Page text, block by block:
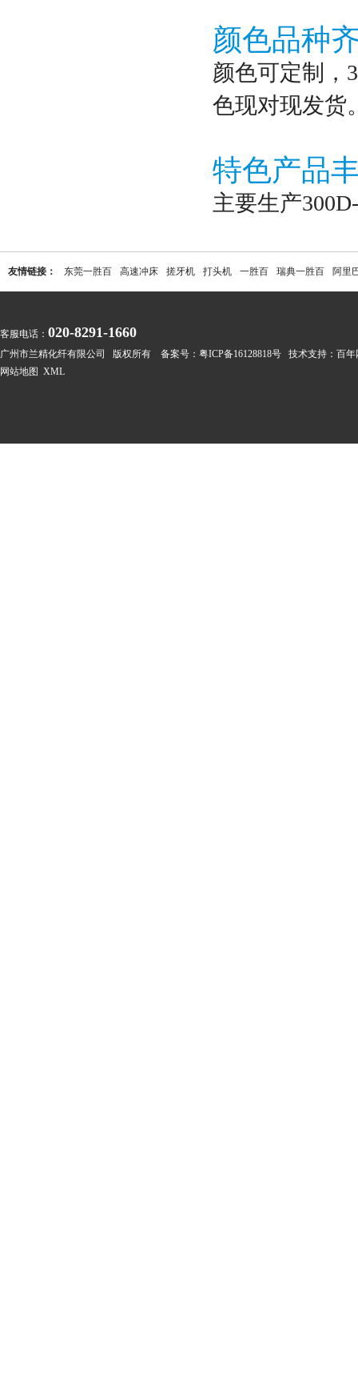
颜色品种
颜色可定制，
色现对现发货
特色产品
主要生产
友情链接： 东莞一胜百 高速冲床 搓牙机 打头机 一胜百 瑞典一胜百 阿里
客服电话： 020-8291-1660
广州市兰精化纤有限公司 版权所有 备案号： 粤ICP备16128818号 技术支持： 百年
网站地图 XML